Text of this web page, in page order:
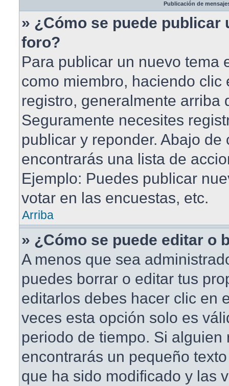
Publicación de
» ¿Cómo se puede publicar
foro?
Para publicar un nuevo tema
como miembro, haciendo clic
registro, generalmente arriba
Seguramente necesites
publicar y reponder. Abajo de
encontrarás una lista de
Ejemplo: Puedes publicar
votar en las encuestas, etc.
Arriba
» ¿Cómo se puede editar o
A menos que sea
puedes borrar o editar tus
editarlos debes hacer clic en
veces esta opción solo es
periodo de tiempo. Si alguien
encontrarás un pequeño
que ha sido modificado y las